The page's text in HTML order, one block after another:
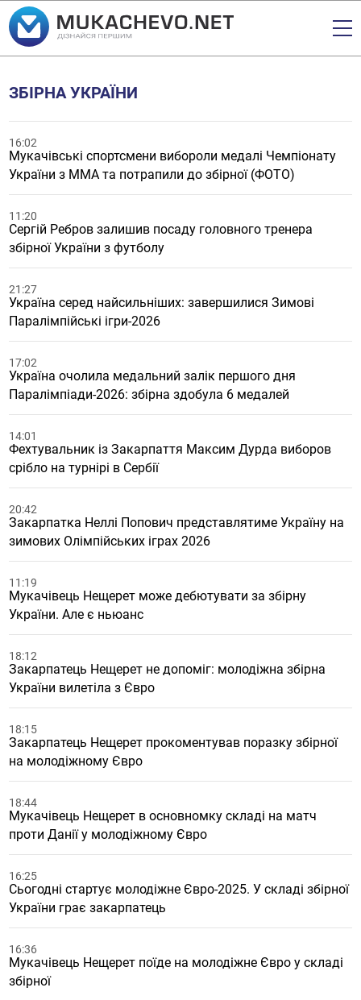
ЗБІРНА УКРАЇНИ
16:02
Мукачівські спортсмени вибороли медалі Чемпіонату
України з ММА та потрапили до збірної (ФОТО)
11:20
Сергій Ребров залишив посаду головного тренера
збірної України з футболу
21:27
Україна серед найсильніших: завершилися Зимові
Паралімпійські ігри-2026
17:02
Україна очолила медальний залік першого дня
Паралімпіади-2026: збірна здобула 6 медалей
14:01
Фехтувальник із Закарпаття Максим Дурда виборов
срібло на турнірі в Сербії
20:42
Закарпатка Неллі Попович представлятиме Україну на
зимових Олімпійських іграх 2026
11:19
Мукачівець Нещерет може дебютувати за збірну
України. Але є ньюанс
18:12
Закарпатець Нещерет не допоміг: молодіжна збірна
України вилетіла з Євро
18:15
Закарпатець Нещерет прокоментував поразку збірної
на молодіжному Євро
18:44
Мукачівець Нещерет в основномку складі на матч
проти Данії у молодіжному Євро
16:25
Сьогодні стартує молодіжне Євро-2025. У складі збірної
України грає закарпатець
16:36
Мукачівець Нещерет поїде на молодіжне Євро у складі
збірної